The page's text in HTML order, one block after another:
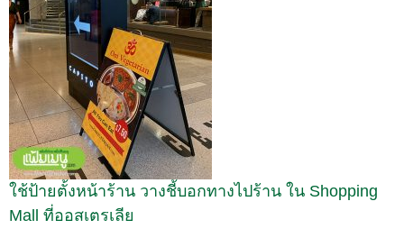
ใช้ป้ายตั้งหน้าร้าน วางชี้บอกทางไปร้าน ใน Shopping
Mall ที่ออสเตรเลีย